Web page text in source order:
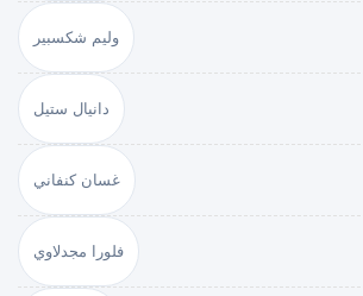
وليم شكسبير
دانيال ستيل
غسان كنفاني
فلورا مجدلاوي